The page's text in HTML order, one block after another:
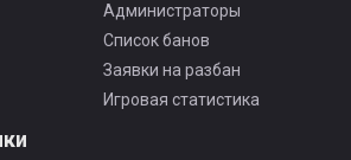
Администраторы
Список банов
Заявки на разбан
Игровая статистика